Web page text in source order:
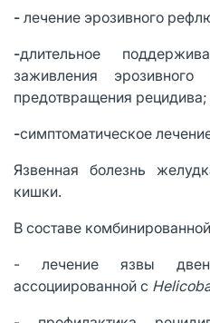
- лечение эрозивного
-длительное
заживления эрозивного
предотвращения рецидива;
-симптоматическое
Язвенная болезнь
кишки.
В составе
- лечение язвы
ассоциированной с